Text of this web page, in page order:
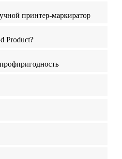
принтер-маркиратор
Product?